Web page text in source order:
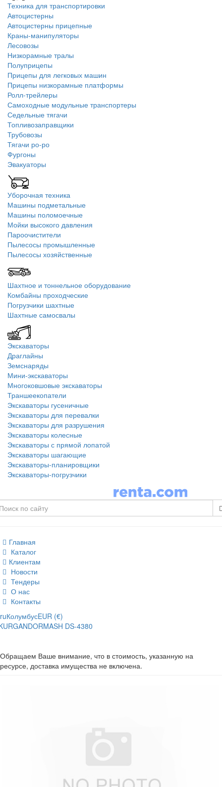
Техника для транспортировки
Автоцистерны
Автоцистерны прицепные
Краны-манипуляторы
Лесовозы
Низкорамные тралы
Полуприцепы
Прицепы для легковых машин
Прицепы низкорамные платформы
Ролл-трейлеры
Самоходные модульные транспортеры
Седельные тягачи
Топливозаправщики
Трубовозы
Тягачи ро-ро
Фургоны
Эвакуаторы
Уборочная техника
Машины подметальные
Машины поломоечные
Мойки высокого давления
Пароочистители
Пылесосы промышленные
Пылесосы хозяйственные
Шахтное и тоннельное оборудование
Комбайны проходческие
Погрузчики шахтные
Шахтные самосвалы
Экскаваторы
Драглайны
Земснаряды
Мини-экскаваторы
Многоковшовые экскаваторы
Траншеекопатели
Экскаваторы гусеничные
Экскаваторы для перевалки
Экскаваторы для разрушения
Экскаваторы колесные
Экскаваторы с прямой лопатой
Экскаваторы шагающие
Экскаваторы-планировщики
Экскаваторы-погрузчики
Главная
Каталог
Клиентам
Новости
Тендеры
О нас
Контакты
ruКолумбусEUR (€)
DS-4380
Обращаем Ваше внимание, что в стоимость, указанную на
ресурсе, доставка имущества не включена.